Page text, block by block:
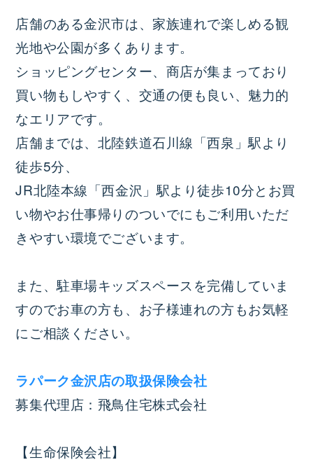
店舗のある金沢市は、家族連れで楽しめる観
光地や公園が多くあります。
ショッピングセンター、商店が集まっており
買い物もしやすく、交通の便も良い、魅力的
なエリアです。
店舗までは、北陸鉄道石川線「西泉」駅より
徒歩5分、
JR北陸本線「西金沢」駅より徒歩10分とお買
い物やお仕事帰りのついでにもご利用いただ
きやすい環境でございます。
また、駐車場キッズスペースを完備していま
すのでお車の方も、お子様連れの方もお気軽
にご相談ください。
ラパーク金沢店の取扱保険会社
募集代理店：飛鳥住宅株式会社
【生命保険会社】